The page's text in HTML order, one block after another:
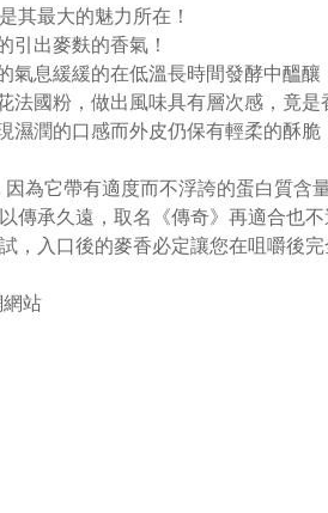
其最大的魅力所在！
引出麥麩的香氣！
氣息緩緩的在低溫長時間發酵中醞
法國粉，做出風味具有層次感，竟
濕潤的口感而外皮仍保有輕柔的酥脆
為它帶有適度而不浮誇的蛋白質含
傳承久遠，取名《傳奇》再適合也不
，入口後的麥香必定讓您在咀嚼後完
站